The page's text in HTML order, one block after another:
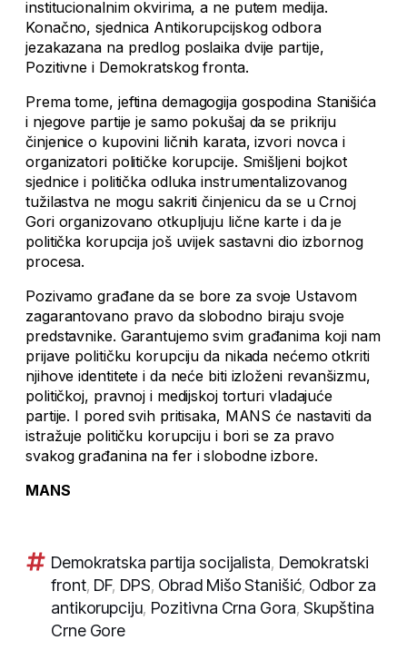
institucionalnim okvirima, a ne putem medija.
Konačno, sjednica Antikorupcijskog odbora
jezakazana na predlog poslaika dvije partije,
Pozitivne i Demokratskog fronta.
Prema tome, jeftina demagogija gospodina Stanišića
i njegove partije je samo pokušaj da se prikriju
činjenice o kupovini ličnih karata, izvori novca i
organizatori političke korupcije. Smišljeni bojkot
sjednice i politička odluka instrumentalizovanog
tužilastva ne mogu sakriti činjenicu da se u Crnoj
Gori organizovano otkupljuju lične karte i da je
politička korupcija još uvijek sastavni dio izbornog
procesa.
Pozivamo građane da se bore za svoje Ustavom
zagarantovano pravo da slobodno biraju svoje
predstavnike. Garantujemo svim građanima koji nam
prijave političku korupciju da nikada nećemo otkriti
njihove identitete i da neće biti izloženi revanšizmu,
političkoj, pravnoj i medijskoj torturi vladajuće
partije. I pored svih pritisaka, MANS će nastaviti da
istražuje političku korupciju i bori se za pravo
svakog građanina na fer i slobodne izbore.
MANS
Demokratska partija socijalista, Demokratski
front, DF, DPS, Obrad Mišo Stanišić, Odbor za
antikorupciju, Pozitivna Crna Gora,Skupština
Crne Gore